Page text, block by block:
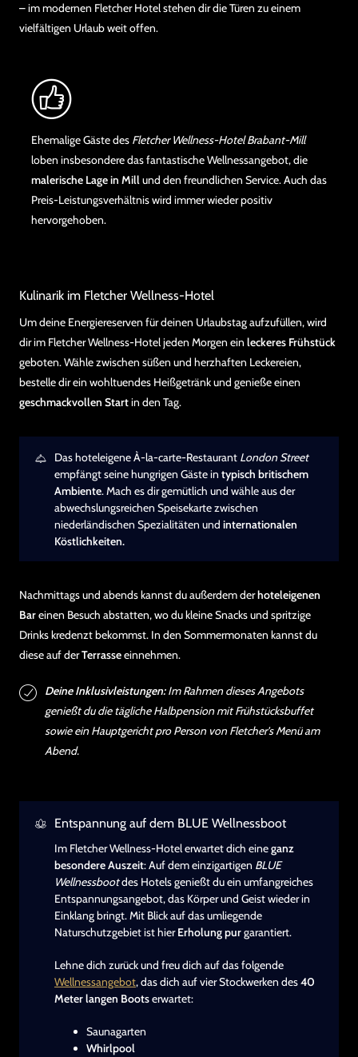
– im modernen Fletcher Hotel stehen dir die Türen zu einem
vielfältigen Urlaub weit offen.
Ehemalige Gäste des Fletcher Wellness-Hotel Brabant-Mill
loben insbesondere das fantastische Wellnessangebot, die
malerische Lage in Millund den freundlichen Service. Auch das
Preis-Leistungsverhältnis wird immer wieder positiv
hervorgehoben.
Kulinarik im Fletcher Wellness-Hotel
Um deine Energiereserven für deinen Urlaubstag aufzufüllen, wird
dir im Fletcher Wellness-Hotel jeden Morgen ein leckeres Frühstück
geboten. Wähle zwischen süßen und herzhaften Leckereien,
bestelle dir ein wohltuendes Heißgetränk und genieße einen
geschmackvollen Startin den Tag.
Das hoteleigene À-la-carte-Restaurant London Street
empfängt seine hungrigen Gäste in typisch britischem
Ambiente. Mach es dir gemütlich und wähle aus der
abwechslungsreichen Speisekarte zwischen
niederländischen Spezialitäten und internationalen
Köstlichkeiten.
Nachmittags und abends kannst du außerdem derhoteleigenen
Bareinen Besuch abstatten, wo du kleine Snacks und spritzige
Drinks kredenzt bekommst. In den Sommermonaten kannst du
diese auf derTerrasseeinnehmen.
Deine Inklusivleistungen:Im Rahmen dieses Angebots
genießt du die tägliche Halbpension mit Frühstücksbuffet
sowie ein Hauptgericht pro Person von Fletcher's Menü am
Abend.
Entspannung auf dem BLUE Wellnessboot
Im Fletcher Wellness-Hotel erwartet dich eineganz
besondere Auszeit: Auf dem einzigartigen BLUE
Wellnessbootdes Hotels genießt du ein umfangreiches
Entspannungsangebot, das Körper und Geist wieder in
Einklang bringt. Mit Blick auf das umliegende
Naturschutzgebiet ist hierErholung purgarantiert.
Lehne dich zurück und freu dich auf das folgende
Wellnessangebot, das dich auf vier Stockwerken des40
Meter langen Bootserwartet:
Saunagarten
Whirlpool